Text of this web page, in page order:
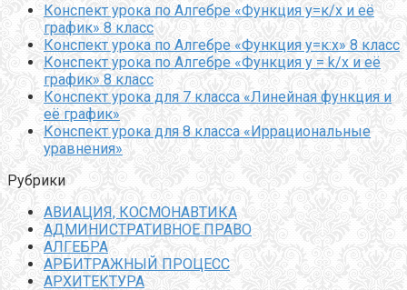
Конспект урока по Алгебре «Функция у=к/х и её
график» 8 класс
Конспект урока по Алгебре «Функция у=к:х» 8 класс
Конспект урока по Алгебре «Функция y = k/x и её
график» 8 класс
Конспект урока для 7 класса «Линейная функция и
её график»
Конспект урока для 8 класса «Иррациональные
уравнения»
Рубрики
АВИАЦИЯ, КОСМОНАВТИКА
АДМИНИСТРАТИВНОЕ ПРАВО
АЛГЕБРА
АРБИТРАЖНЫЙ ПРОЦЕСС
АРХИТЕКТУРА